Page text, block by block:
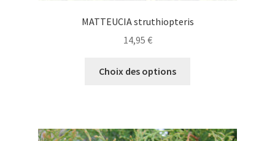
MATTEUCIA struthiopteris
14,95 €
Choix des options
variations.